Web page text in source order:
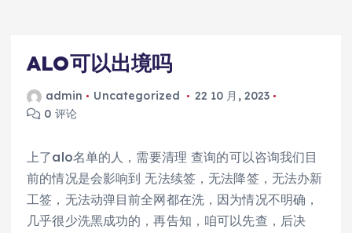
ALO可以出境吗
admin Uncategorized
22 10 月, 2023
0 评论
上了alo名单的人，需要清理 查询的可以咨询我们目
前的情况是会影响到 无法续签，无法降签，无法办新
工签，无法动弹目前全网都在洗，因为情况不明确，
几乎很少洗黑成功的，再告知，咱可以先查，后决